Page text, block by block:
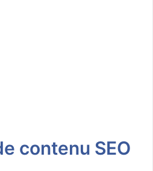
contenu SEO